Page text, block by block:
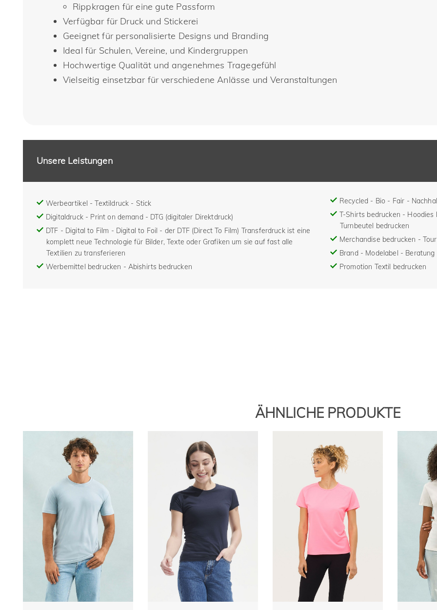
Rippkragen für eine gute Passform
Verfügbar für Druck und Stickerei
Geeignet für personalisierte Designs und Branding
Ideal für Schulen, Vereine, und Kindergruppen
Hochwertige Qualität und angenehmes Tragegefühl
Vielseitig einsetzbar für verschiedene Anlässe und Veranstaltungen
Unsere Leistungen
Werbeartikel - Textildruck - Stick
Digitaldruck - Print on demand - DTG (digitaler Direktdruck)
DTF - Digital to Film - Digital to Foil - der DTF (Direct To Film) Transferdruck ist eine
komplett neue Technologie für Bilder, Texte oder Grafiken um sie auf fast alle
Textilien zu transferieren
Werbemittel bedrucken - Abishirts bedrucken
Recycled - Bio - Fair -
T-Shirts bedrucken -
Turnbeutel bedrucken
Merchandise bedrucken -
Brand - Modelabel -
Promotion Textil bedrucken
ÄHNLICHE PRODUKTE